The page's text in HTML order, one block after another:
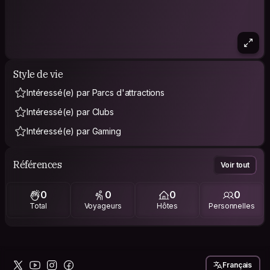
Style de vie
Intéressé(e) par Parcs d'attractions
Intéressé(e) par Clubs
Intéressé(e) par Gaming
Références Voir tout
0
Total
0
Voyageurs
0
Hôtes
0
Personnelles
Français